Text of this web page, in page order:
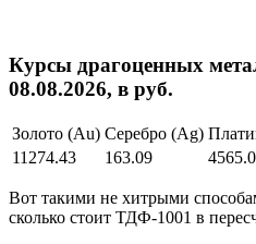
Курсы драгоценных
08.08.2026, в руб.
Золото (Au) Серебро (Ag)
11274.43
163.09
Вот такими не хитрыми
сколько стоит ТДФ-1001 в